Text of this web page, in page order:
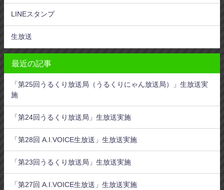
LINEスタンプ
生放送
最近の記事
「第25回うるくり放送局（うるくりにゃん放送局）」生放送実
施
「第24回うるくり放送局」生放送実施
「第28回 A.I.VOICE生放送」生放送実施
「第23回うるくり放送局」生放送実施
「第27回 A.I.VOICE生放送」生放送実施